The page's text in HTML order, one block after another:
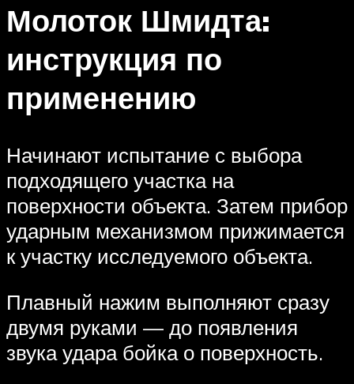
Молоток Шмидта:
инструкция по
применению
Начинают испытание с выбора
подходящего участка на
поверхности объекта. Затем прибор
ударным механизмом прижимается
к участку исследуемого объекта.
Плавный нажим выполняют сразу
двумя руками — до появления
звука удара бойка о поверхность.